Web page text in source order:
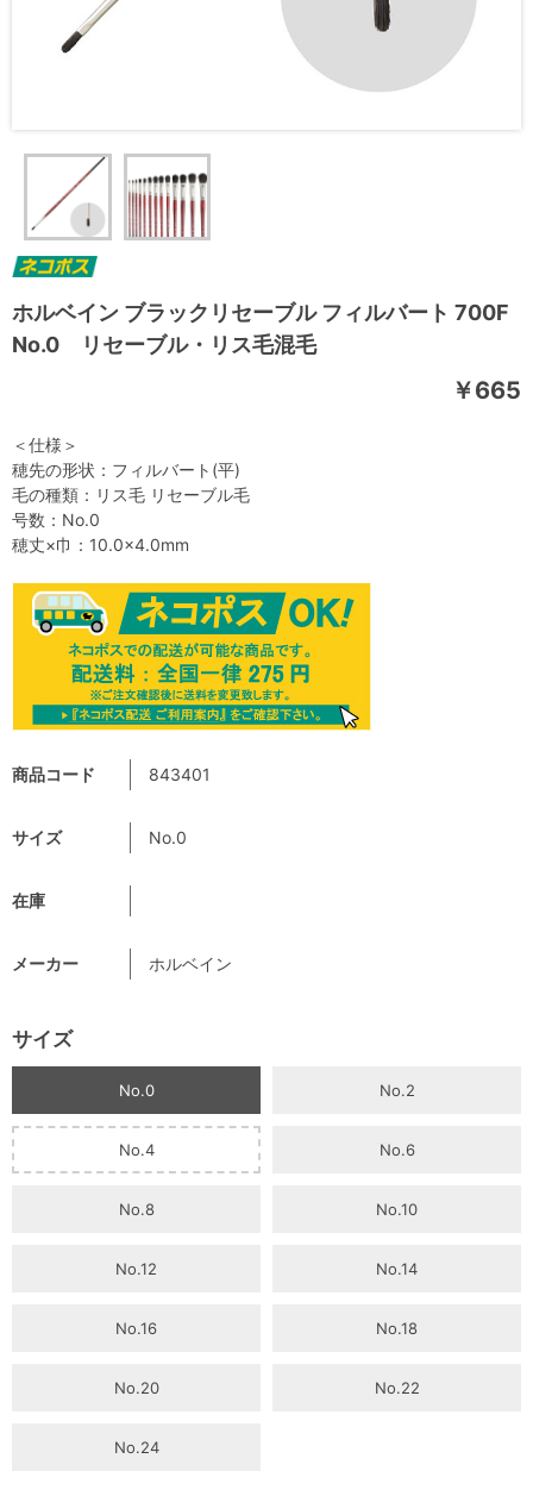
ホルベイン ブラックリセーブル フィルバート 700F
No.0 リセーブル・リス毛混毛
￥665
商品コード 843401
サイズ No.0
在庫
メーカー ホルベイン
サイズ
No.0 No.2
No.4 No.6
No.8 No.10
No.12 No.14
No.16 No.18
No.20 No.22
No.24
＜仕様＞
穂先の形状：フィルバート(平)
毛の種類：リス毛 リセーブル毛
号数：No.0
穂丈×巾：10.0×4.0mm